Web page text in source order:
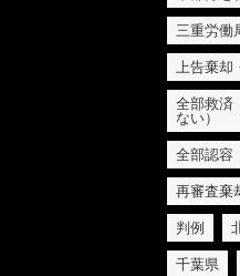
三重労働
上告棄却
全部救済
ない）
全部認容
再審査棄
判例
千葉県